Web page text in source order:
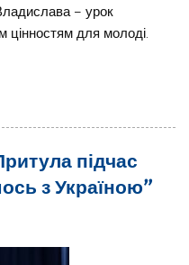
– урок
цінностям для молоді.
підчас
з Україною”